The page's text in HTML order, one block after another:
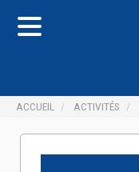
ACCUEIL ACTIVITÉS